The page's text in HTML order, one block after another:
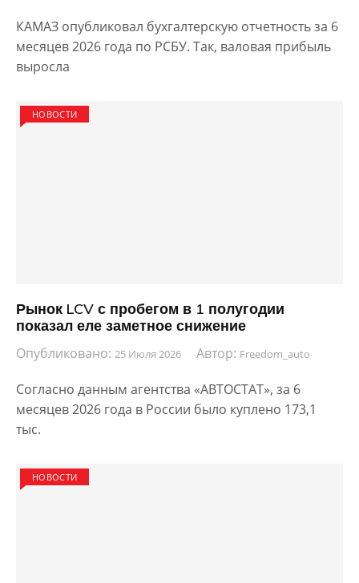
КАМАЗ опубликовал бухгалтерскую отчетность за 6
месяцев 2026 года по РСБУ. Так, валовая прибыль
выросла
НОВОСТИ
Рынок LCV с пробегом в 1 полугодии
показал еле заметное снижение
Опубликовано: 25 Июля 2026 Автор: Freedom_auto
Согласно данным агентства «АВТОСТАТ», за 6
месяцев 2026 года в России было куплено 173,1
тыс.
НОВОСТИ